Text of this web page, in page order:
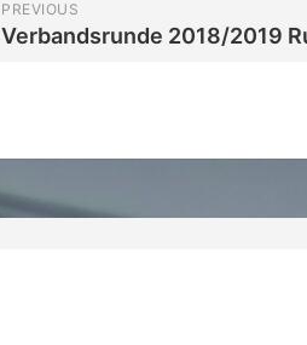
PREVIOUS
Verbandsrunde 2018/2019